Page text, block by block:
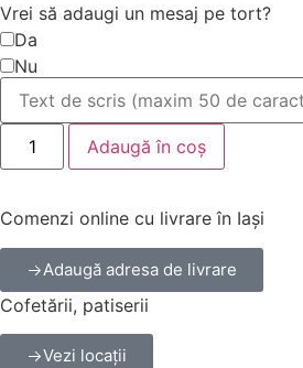
Vrei să adaugi un mesaj pe tort?
Da
Nu
Adaugă în coș
Comenzi online cu livrare în Iași
Adaugă adresa de livrare
Cofetării, patiserii
Vezi locații